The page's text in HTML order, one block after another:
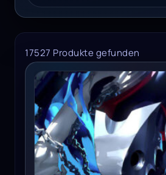
17527 Produkte gefunden
Persona 3 Reload Premium